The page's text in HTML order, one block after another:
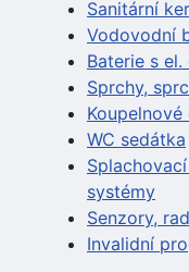
Sanitární
Vodovodní
Baterie s el.
Sprchy,
WC sedátka
systémy
Senzory,
Invalidní